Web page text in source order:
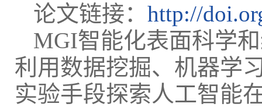
论文链接： http://
MGI智能化表面科学
利用数据挖掘、机器学
实验手段探索人工智能